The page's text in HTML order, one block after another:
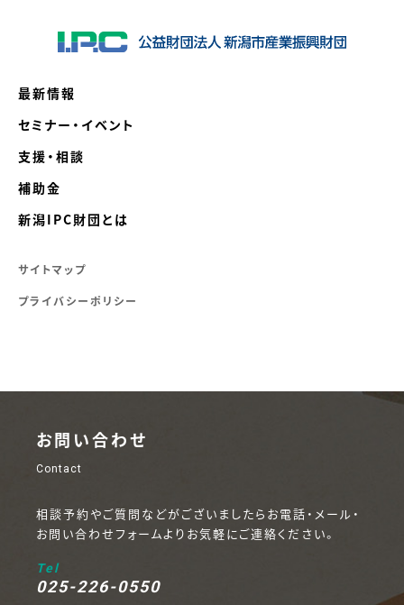
最新情報
セミナー・イベント
支援・相談
補助金
新潟IPC財団とは
サイトマップ
プライバシーポリシー
お問い合わせ
Contact
相談予約やご質問などがございましたらお電話・メール・
お問い合わせフォームよりお気軽にご連絡ください。
Tel
025-226-0550